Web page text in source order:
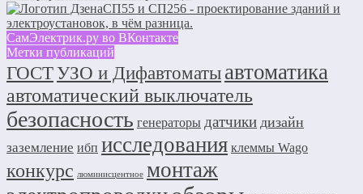
СП55 и СП256 - проектирование зданий и
электроустановок, в чём разница.
СамЭлектрик.ру во ВКонтакте
Метки публикаций
ГОСТУЗО и Дифавтоматы автоматика
автоматический выключатель
безопасность генераторы датчики дизайн
заземление ибп исследования клеммы Wago
конкурс люминисцентное монтаж